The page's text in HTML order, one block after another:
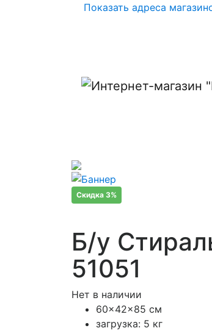
Показать адреса
Скидка 3%
Б/у
51051
Нет в наличии
60x42x85 см
загрузка: 5 кг